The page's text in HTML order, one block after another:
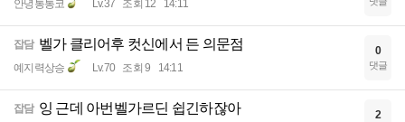
안녕통통코 Lv.37 조회 12 14:11
잡담 벨가 클리어후 컷신에서 든 의문점
예지력상승 Lv.70 조회 9 14:11
0
댓글
잡담 잉 근데 아번벨가르딘 쉽긴하잖아 2